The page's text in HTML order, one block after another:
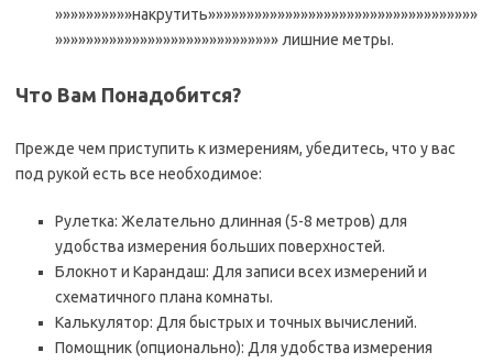
»»»»»»»»»»накрутить»»»»»»»»»»»»»»»»»»»»»»»»»»»»»»»»»»»
»»»»»»»»»»»»»»»»»»»»»»»»»»»»» лишние метры.
Что Вам Понадобится?
Прежде чем приступить к измерениям, убедитесь, что у вас
под рукой есть все необходимое:
Рулетка: Желательно длинная (5-8 метров) для
удобства измерения больших поверхностей.
Блокнот и Карандаш: Для записи всех измерений и
схематичного плана комнаты.
Калькулятор: Для быстрых и точных вычислений.
Помощник (опционально): Для удобства измерения